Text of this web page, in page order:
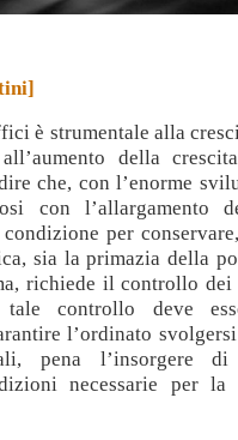
è strumentale alla
della
che, con l’enorme
con l’allargamento
per
sia la primazia della
richiede il controllo dei
controllo deve
l’ordinato
pena l’insorgere
necessarie per la